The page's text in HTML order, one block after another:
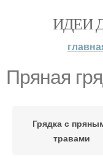
ИДЕИ
Пряная
Грядка с
травами